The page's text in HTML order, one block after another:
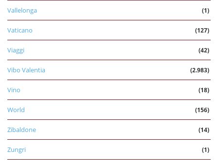
Vallelonga (1)
Vaticano (127)
Viaggi (42)
Vibo Valentia (2.983)
Vino (18)
World (156)
Zibaldone (14)
Zungri (1)